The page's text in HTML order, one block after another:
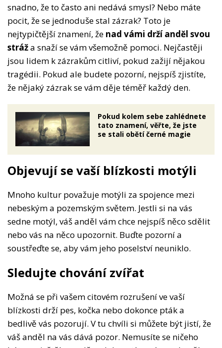
snadno, že to často ani nedává smysl? Nebo máte
pocit, že se jednoduše stal zázrak? Toto je
nejtypičtější znamení, že nad vámi drží anděl svou
stráža snaží se vám všemožně pomoci. Nejčastěji
jsou lidem k zázrakům citliví, pokud zažijí nějakou
tragédii. Pokud ale budete pozorní, nejspíš zjistíte,
že nějaký zázrak se vám děje téměř každý den.
Pokud kolem sebe zahlédnete
tato znamení, věřte, že jste
se stali obětí černé magie
Objevují se vaší blízkosti motýli
Mnoho kultur považuje motýli za spojence mezi
nebeským a pozemským světem. Jestli si na vás
sedne motýl, váš anděl vám chce nejspíš něco sdělit
nebo vás na něco upozornit. Buďte pozorní a
soustřeďte se, aby vám jeho poselství neuniklo.
Sledujte chování zvířat
Možná se při vašem citovém rozrušení ve vaší
blízkosti drží pes, kočka nebo dokonce pták a
bedlivě vás pozorují. V tu chvíli si můžete být jistí, že
váš anděl na vás dává pozor. Nemusíte se ničeho